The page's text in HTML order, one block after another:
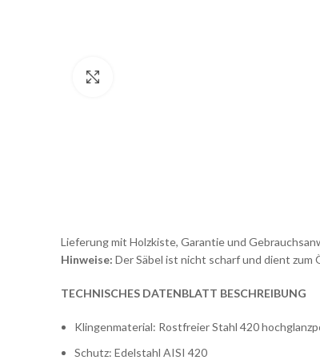
Lieferung mit Holzkiste, Garantie und
Hinweise: Der Säbel ist nicht scharf und dient
TECHNISCHES DATENBLATT BESCHREIBUNG
Klingenmaterial: Rostfreier Stahl 420
Schutz: Edelstahl AISI 420